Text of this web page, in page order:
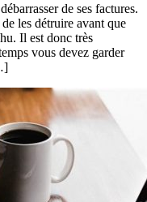
de ses factures.
les détruire avant que
Il est donc très
vous devez garder